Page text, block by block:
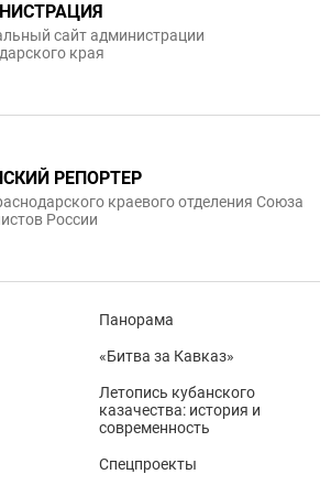
сайт администрации
края
РЕПОРТЕР
краевого отделения Союза
России
Панорама
«Битва за Кавказ»
Летопись кубанского
казачества: история и
современность
Спецпроекты